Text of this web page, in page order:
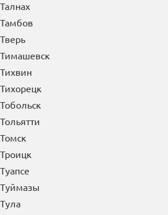
Талнах
Тамбов
Тверь
Тимашевск
Тихвин
Тихорецк
Тобольск
Тольятти
Томск
Троицк
Туапсе
Туймазы
Тула